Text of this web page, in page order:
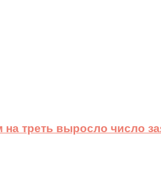
на треть выросло число